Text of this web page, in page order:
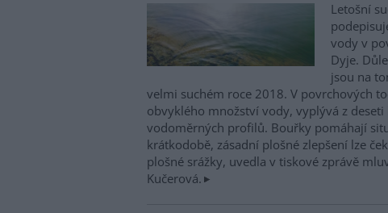
Letošní
vody v
Dyje.
jsou na
velmi suchém roce 2018. V povrchových
obvyklého množství vody, vyplývá z deseti
vodoměrných profilů. Bouřky pomáhají
krátkodobě, zásadní plošné zlepšení lze
plošné srážky, uvedla v tiskové zprávě
Kučerová.